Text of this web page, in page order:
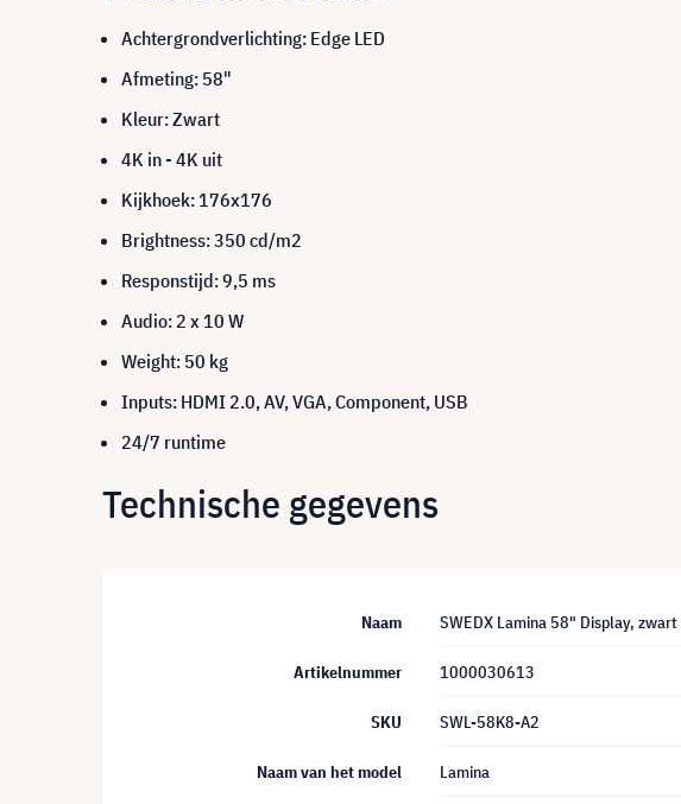
Achtergrondverlichting: Edge LED
Afmeting: 58"
Kleur: Zwart
4K in - 4K uit
Kijkhoek: 176x176
Brightness: 350 cd/m2
Responstijd: 9,5 ms
Audio: 2 x 10 W
Weight: 50 kg
Inputs: HDMI 2.0, AV, VGA, Component, USB
24/7 runtime
Technische gegevens
Naam SWEDX Lamina 58" Display, zwart
Artikelnummer 1000030613
SKU SWL-58K8-A2
Naam van het model Lamina